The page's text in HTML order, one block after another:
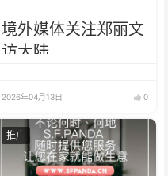
境外媒体关注郑丽文
访大陆
2026年04月13日 0
推广